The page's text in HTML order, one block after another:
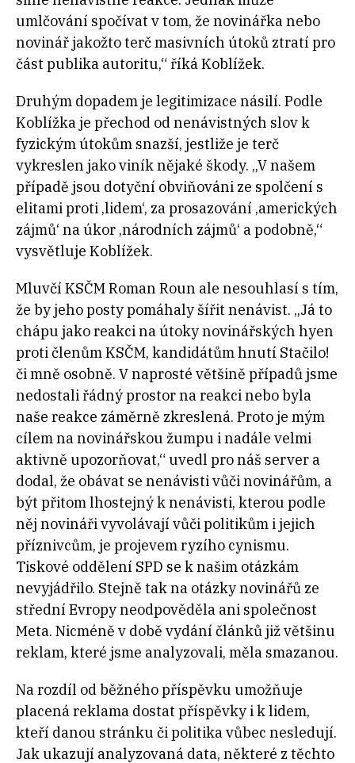
umlčování spočívat v tom, že novinářka nebo
novinář jakožto terč masivních útoků ztratí pro
část publika autoritu,“ říká Koblížek.
Druhým dopadem je legitimizace násilí. Podle
Koblížka je přechod od nenávistných slov k
fyzickým útokům snazší, jestliže je terč
vykreslen jako viník nějaké škody. „V našem
případě jsou dotyční obviňováni ze spolčení s
elitami proti ‚lidem‘, za prosazování ‚amerických
zájmů‘ na úkor ‚národních zájmů‘ a podobně,“
vysvětluje Koblížek.
Mluvčí KSČM Roman Roun ale nesouhlasí s tím,
že by jeho posty pomáhaly šířit nenávist. „Já to
chápu jako reakci na útoky novinářských hyen
proti členům KSČM, kandidátům hnutí Stačilo!
či mně osobně. V naprosté většině případů jsme
nedostali řádný prostor na reakci nebo byla
naše reakce záměrně zkreslená. Proto je mým
cílem na novinářskou žumpu i nadále velmi
aktivně upozorňovat,“ uvedl pro náš server a
dodal, že obávat se nenávisti vůči novinářům, a
být přitom lhostejný k nenávisti, kterou podle
něj novináři vyvolávají vůči politikům i jejich
příznivcům, je projevem ryzího cynismu.
Tiskové oddělení SPD se k našim otázkám
nevyjádřilo. Stejně tak na otázky novinářů ze
střední Evropy neodpověděla ani společnost
Meta. Nicméně v době vydání článků již většinu
reklam, které jsme analyzovali, měla smazanou.
Na rozdíl od běžného příspěvku umožňuje
placená reklama dostat příspěvky i k lidem,
kteří danou stránku či politika vůbec nesledují.
Jak ukazují analyzovaná data, některé z těchto